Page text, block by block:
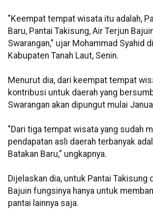
"Keempat tempat wisata itu adalah,
Baru, Pantai Takisung, Air Terjun
Swarangan," ujar Mohammad Syahid
Kabupaten Tanah Laut, Senin.
Menurut dia, dari keempat tempat
kontribusi untuk daerah yang
Swarangan akan dipungut mulai
"Dari tiga tempat wisata yang sudah
pendapatan asli daerah terbanyak
Batakan Baru," ungkapnya.
Dijelaskan dia, untuk Pantai Takisung
Bajuin fungsinya hanya untuk
pantai lainnya saja.